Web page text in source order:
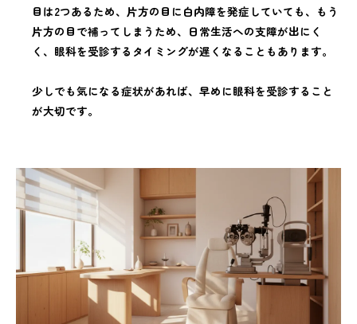
目は2つあるため、片方の目に白内障を発症していても、もう
片方の目で補ってしまうため、日常生活への支障が出にく
く、眼科を受診するタイミングが遅くなることもあります。
少しでも気になる症状があれば、早めに眼科を受診すること
が大切です。